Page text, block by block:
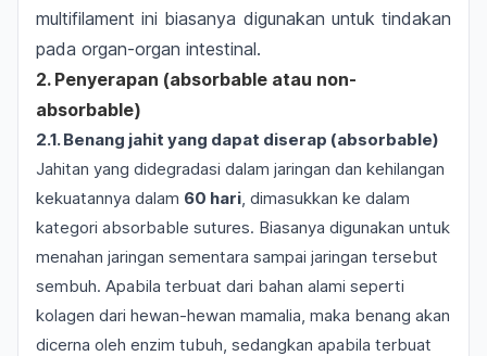
multifilamentini biasanya digunakan untuk tindakan
pada organ-organ intestinal.
2. Penyerapan (absorbable atau non-
absorbable)
2.1. Benang jahit yang dapat diserap (absorbable)
Jahitan yang didegradasi dalam jaringan dan kehilangan
kekuatannya dalam 60 hari, dimasukkan ke dalam
kategori absorbable sutures. Biasanya digunakan untuk
menahan jaringan sementara sampai jaringan tersebut
sembuh. Apabila terbuat dari bahan alami seperti
kolagen dari hewan-hewan mamalia, maka benang akan
dicerna oleh enzim tubuh, sedangkan apabila terbuat